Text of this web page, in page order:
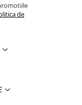
de